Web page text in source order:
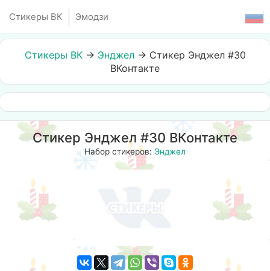
Стикеры ВК Эмодзи
Стикеры ВК→ Энджел→ Стикер Энджел #30
ВКонтакте
Стикер Энджел #30 ВКонтакте
Набор стикеров: Энджел